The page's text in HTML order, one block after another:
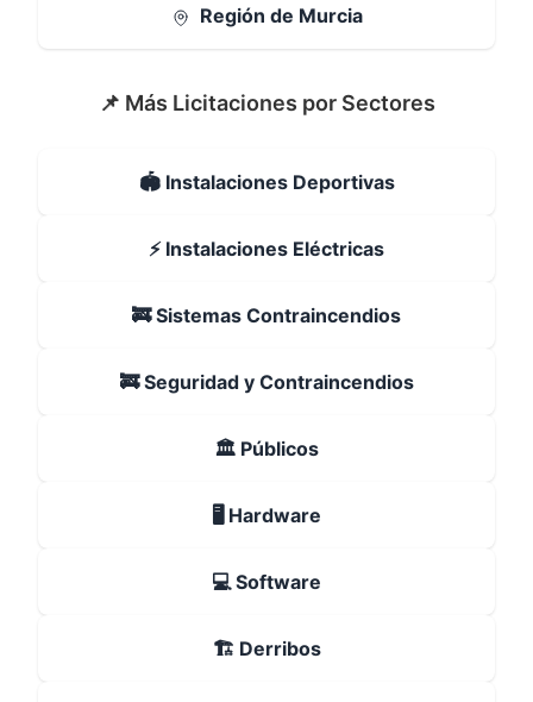
Región de Murcia
📌 Más Licitaciones por Sectores
🏟️ Instalaciones Deportivas
⚡ Instalaciones Eléctricas
🚒 Sistemas Contraincendios
🚒 Seguridad y Contraincendios
🏛️ Públicos
🖥️ Hardware
💻 Software
🏗️ Derribos